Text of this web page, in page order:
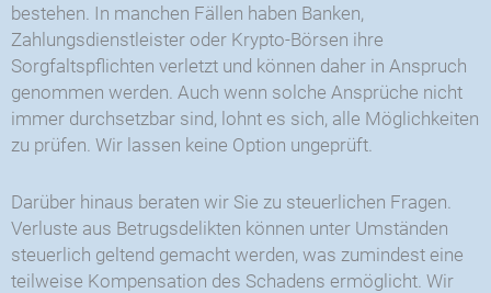
bestehen. In manchen Fällen haben Banken,
Zahlungsdienstleister oder Krypto-Börsen ihre
Sorgfaltspflichten verletzt und können daher in Anspruch
genommen werden. Auch wenn solche Ansprüche nicht
immer durchsetzbar sind, lohnt es sich, alle Möglichkeiten
zu prüfen. Wir lassen keine Option ungeprüft.
Darüber hinaus beraten wir Sie zu steuerlichen Fragen.
Verluste aus Betrugsdelikten können unter Umständen
steuerlich geltend gemacht werden, was zumindest eine
teilweise Kompensation des Schadens ermöglicht. Wir